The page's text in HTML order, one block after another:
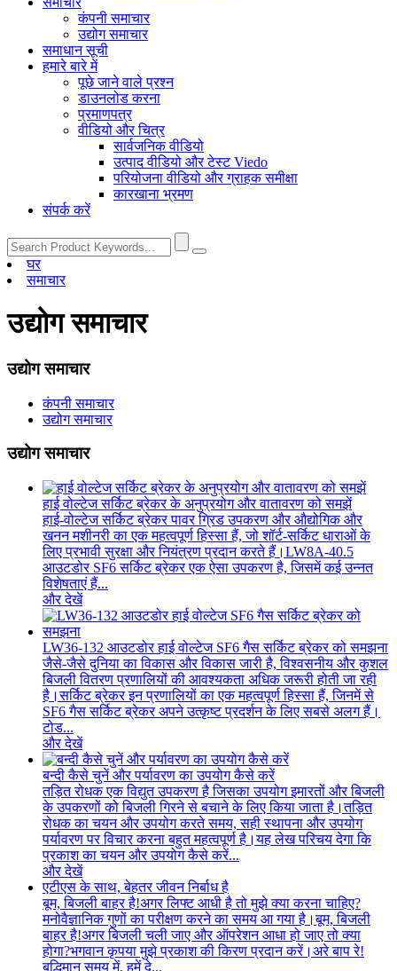
कंपनी समाचार
उद्योग समाचार
समाधान सूची
हमारे बारे में
पूछे जाने वाले प्रश्न
डाउनलोड करना
प्रमाणपत्र
वीडियो और चित्र
सार्वजनिक वीडियो
उत्पाद वीडियो और टेस्ट Viedo
परियोजना वीडियो और ग्राहक समीक्षा
कारखाना भ्रमण
संपर्क करें
घर
समाचार
उद्योग समाचार
उद्योग समाचार
कंपनी समाचार
उद्योग समाचार
उद्योग समाचार
हाई वोल्टेज सर्किट ब्रेकर के अनुप्रयोग और वातावरण को समझें
हाई-वोल्टेज सर्किट ब्रेकर पावर ग्रिड उपकरण और औद्योगिक और
खनन मशीनरी का एक महत्वपूर्ण हिस्सा हैं, जो शॉर्ट-सर्किट धाराओं के
लिए प्रभावी सुरक्षा और नियंत्रण प्रदान करते हैं।LW8A-40.5
आउटडोर SF6 सर्किट ब्रेकर एक ऐसा उपकरण है, जिसमें कई उन्नत
विशेषताएं हैं...
और देखें
LW36-132 आउटडोर हाई वोल्टेज SF6 गैस सर्किट ब्रेकर को समझना
जैसे-जैसे दुनिया का विकास और विकास जारी है, विश्वसनीय और कुशल
बिजली वितरण प्रणालियों की आवश्यकता अधिक जरूरी होती जा रही
है।सर्किट ब्रेकर इन प्रणालियों का एक महत्वपूर्ण हिस्सा हैं, जिनमें से
SF6 गैस सर्किट ब्रेकर अपने उत्कृष्ट प्रदर्शन के लिए सबसे अलग हैं।
टोड...
और देखें
बन्दी कैसे चुनें और पर्यावरण का उपयोग कैसे करें
तड़ित रोधक एक विद्युत उपकरण है जिसका उपयोग इमारतों और बिजली
के उपकरणों को बिजली गिरने से बचाने के लिए किया जाता है।तड़ित
रोधक का चयन और उपयोग करते समय, सही स्थापना और उपयोग
पर्यावरण पर विचार करना बहुत महत्वपूर्ण है।यह लेख परिचय देगा कि
प्रकाश का चयन और उपयोग कैसे करें...
और देखें
एटीएस के साथ, बेहतर जीवन निर्बाध है
बूम, बिजली बाहर है!अगर लिफ्ट आधी है तो मुझे क्या करना चाहिए?
मनोवैज्ञानिक गुणों का परीक्षण करने का समय आ गया है।बूम, बिजली
बाहर है!अगर बिजली चली जाए और ऑपरेशन आधा हो जाए तो क्या
होगा?भगवान कृपया मुझे प्रकाश की किरण प्रदान करें।अरे बाप रे!
बुद्धिमान समय में, हमें दे...